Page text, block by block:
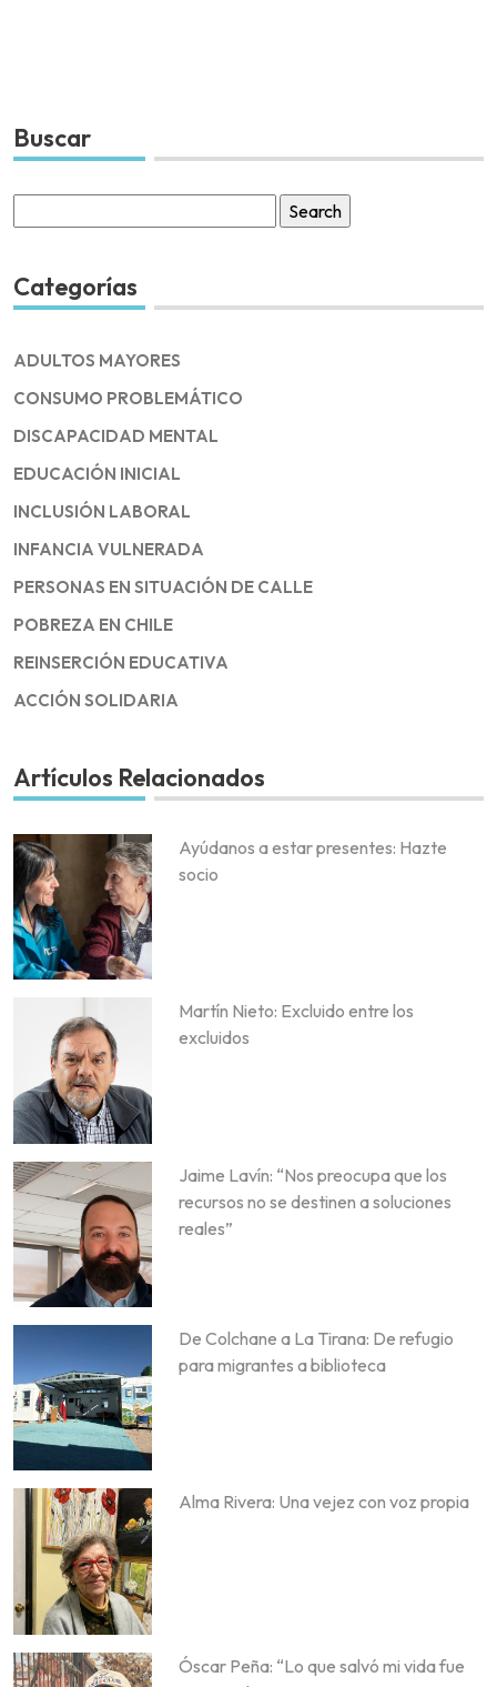
Buscar
for:
Categorías
ADULTOS MAYORES
CONSUMO PROBLEMÁTICO
DISCAPACIDAD MENTAL
EDUCACIÓN INICIAL
INCLUSIÓN LABORAL
INFANCIA VULNERADA
PERSONAS EN SITUACIÓN DE CALLE
POBREZA EN CHILE
REINSERCIÓN EDUCATIVA
ACCIÓN SOLIDARIA
Artículos Relacionados
Ayúdanos a estar presentes: Hazte
socio
Martín Nieto: Excluido entre los
excluidos
Jaime Lavín: “Nos preocupa que los
recursos no se destinen a soluciones
reales”
De Colchane a La Tirana: De refugio
para migrantes a biblioteca
Alma Rivera: Una vejez con voz propia
Óscar Peña: “Lo que salvó mi vida fue